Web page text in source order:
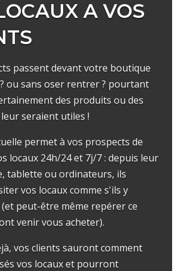
A VOS
passent devant votre boutique
ou sans oser rentrer ? pourtant
des produits ou des
seraient utiles !
permet à vos prospects de
locaux 24h/24 et 7j/7 : depuis leur
tablette ou ordinateurs, ils
vos locaux comme s'ils y
peut-être même repérer ce
venir vous acheter).
vos clients sauront comment
vos locaux et pourront